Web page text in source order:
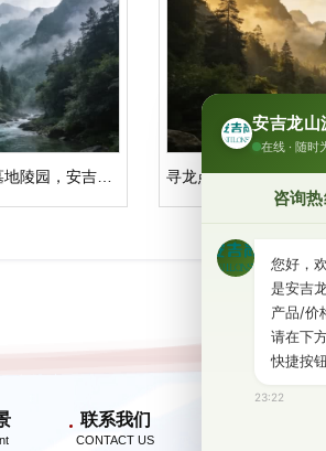
联系我们
安吉龙山
在线 · 随时
咨询
您好，
是安吉
产品/价
请在下
快捷按钮
23:22